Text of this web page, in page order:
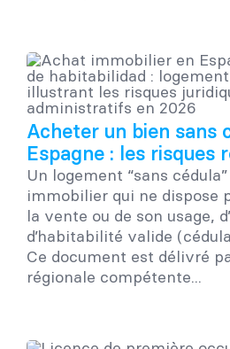
Acheter un bien sans
Espagne : les risques
Un logement “sans
immobilier qui ne dispose
la vente ou de son usage,
d’habitabilité valide
Ce document est délivré
régionale compétente...